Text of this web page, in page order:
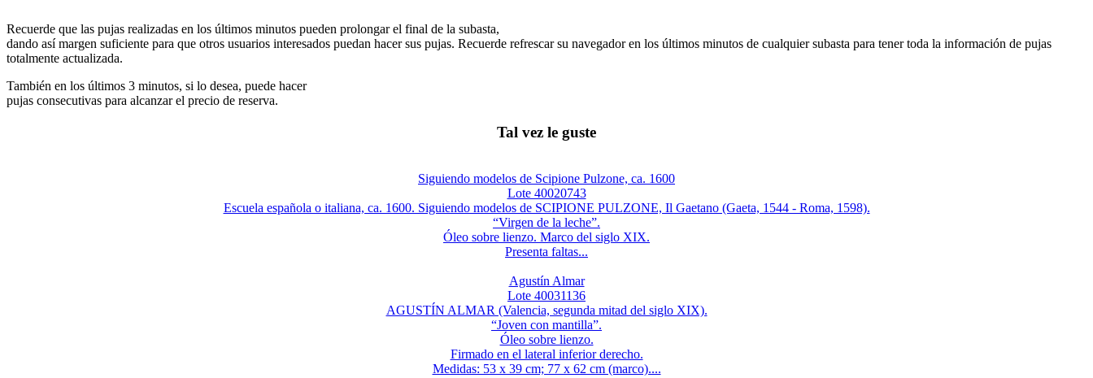
Recuerde que las pujas realizadas en los últimos minutos pueden prolongar el final de la subasta,
dando así margen suficiente para que otros usuarios interesados puedan hacer sus pujas. Recuerde refrescar su navegador en los últimos minutos de cualquier subasta para tener toda la información de pujas
totalmente actualizada.
También en los últimos 3 minutos, si lo desea, puede hacer
pujas consecutivas para alcanzar el precio de reserva.
Tal vez le guste
Siguiendo modelos de Scipione Pulzone, ca. 1600
Lote 40020743
Escuela española o italiana, ca. 1600. Siguiendo modelos de SCIPIONE PULZONE, Il Gaetano (Gaeta, 1544 - Roma, 1598).
“Virgen de la leche”.
Óleo sobre lienzo. Marco del siglo XIX.
Presenta faltas...
Agustín Almar
Lote 40031136
AGUSTÍN ALMAR (Valencia, segunda mitad del siglo XIX).
“Joven con mantilla”.
Óleo sobre lienzo.
Firmado en el lateral inferior derecho.
Medidas: 53 x 39 cm; 77 x 62 cm (marco)....